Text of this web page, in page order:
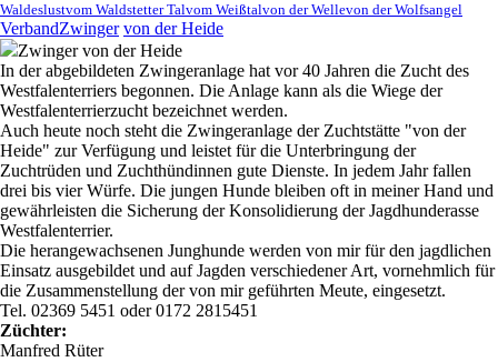
Waldeslustvom Waldstetter Talvom Weißtalvon der Wellevon der Wolfsangel
VerbandZwinger von der Heide
Zwingervon der Heide
In der abgebildeten Zwingeranlage hat vor 40 Jahren die Zucht des
Westfalenterriers begonnen. Die Anlage kann als die Wiege der
Westfalenterrierzucht bezeichnet werden.
Auch heute noch steht die Zwingeranlage der Zuchtstätte "von der
Heide" zur Verfügung und leistet für die Unterbringung der
Zuchtrüden und Zuchthündinnen gute Dienste. In jedem Jahr fallen
drei bis vier Würfe. Die jungen Hunde bleiben oft in meiner Hand und
gewährleisten die Sicherung der Konsolidierung der Jagdhunderasse
Westfalenterrier.
Die herangewachsenen Junghunde werden von mir für den jagdlichen
Einsatz ausgebildet und auf Jagden verschiedener Art, vornehmlich für
die Zusammenstellung der von mir geführten Meute, eingesetzt.
Tel. 02369 5451 oder 0172 2815451
Züchter:
Manfred Rüter